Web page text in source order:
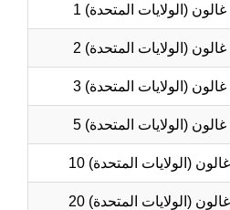
1 غالون (الولايات المتحدة)
2 غالون (الولايات المتحدة)
3 غالون (الولايات المتحدة)
5 غالون (الولايات المتحدة)
10 غالون (الولايات المتحدة)
20 غالون (الولايات المتحدة)